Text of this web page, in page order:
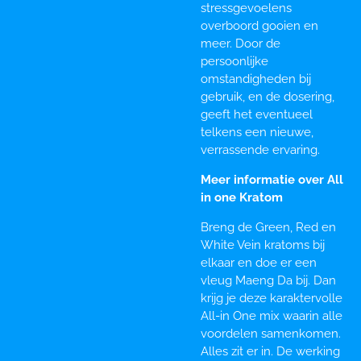
stressgevoelens
overboord gooien en
meer. Door de
persoonlijke
omstandigheden bij
gebruik, en de dosering,
geeft het eventueel
telkens een nieuwe,
verrassende ervaring.
Meer informatie over All
in one Kratom
Breng de Green, Red en
White Vein kratoms bij
elkaar en doe er een
vleug Maeng Da bij. Dan
krijg je deze karaktervolle
All-in One mix waarin alle
voordelen samenkomen.
Alles zit er in. De werking